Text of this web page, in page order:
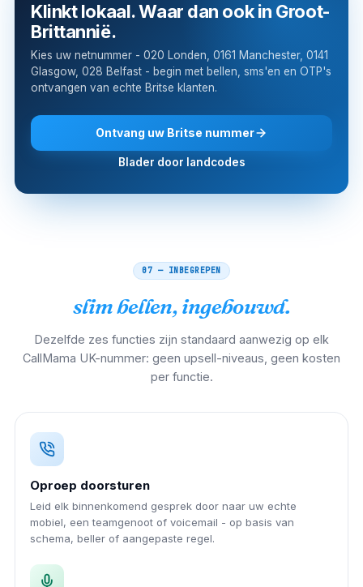
Klinkt lokaal. Waar dan ook in Groot-
Brittannië.
Kies uw netnummer - 020 Londen, 0161 Manchester, 0141
Glasgow, 028 Belfast - begin met bellen, sms'en en OTP's
ontvangen van echte Britse klanten.
Ontvang uw Britse nummer
Blader door landcodes
07 — INBEGREPEN
slim bellen, ingebouwd.
Dezelfde zes functies zijn standaard aanwezig op elk
CallMama UK-nummer: geen upsell-niveaus, geen kosten
per functie.
Oproep doorsturen
Leid elk binnenkomend gesprek door naar uw echte
mobiel, een teamgenoot of voicemail - op basis van
schema, beller of aangepaste regel.